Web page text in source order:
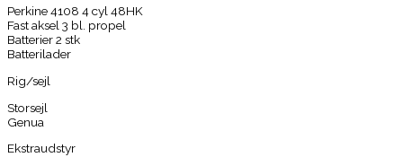
Perkine 4108 4 cyl 48HK
Fast aksel 3 bl. propel
Batterier 2 stk
Batterilader
Rig/sejl
Storsejl
Genua
Ekstraudstyr